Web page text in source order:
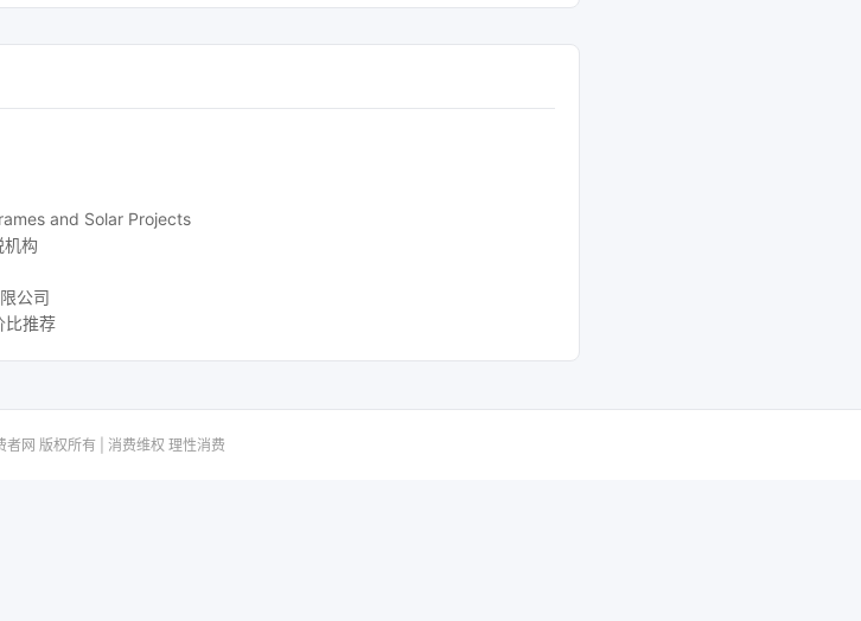
and Solar Projects
构
公司
比推荐
网 版权所有 | 消费维权 理性消费